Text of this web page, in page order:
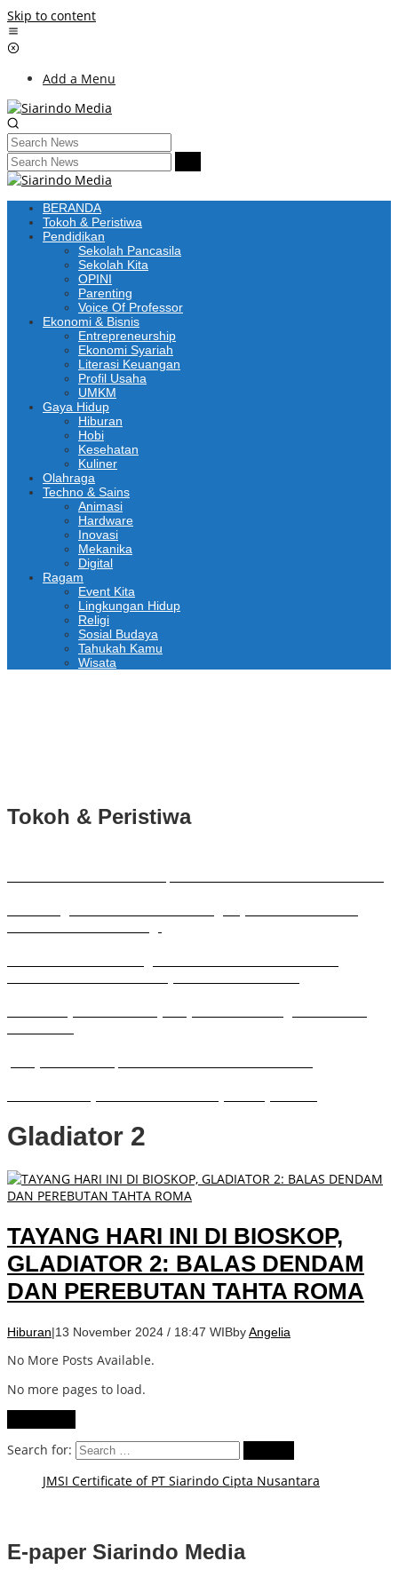
Skip to content
Add a Menu
BERANDA
Tokoh & Peristiwa
Pendidikan
Sekolah Pancasila
Sekolah Kita
OPINI
Parenting
Voice Of Professor
Ekonomi & Bisnis
Entrepreneurship
Ekonomi Syariah
Literasi Keuangan
Profil Usaha
UMKM
Gaya Hidup
Hiburan
Hobi
Kesehatan
Kuliner
Olahraga
Techno & Sains
Animasi
Hardware
Inovasi
Mekanika
Digital
Ragam
Event Kita
Lingkungan Hidup
Religi
Sosial Budaya
Tahukah Kamu
Wisata
Tokoh & Peristiwa
Gladiator 2
TAYANG HARI INI DI BIOSKOP,
GLADIATOR 2: BALAS DENDAM
DAN PEREBUTAN TAHTA ROMA
Hiburan|13 November 2024 / 18:47 WIBbyAngelia
No More Posts Available.
No more pages to load.
Search for:
JMSI Certificate of PT Siarindo Cipta Nusantara
E-paper Siarindo Media